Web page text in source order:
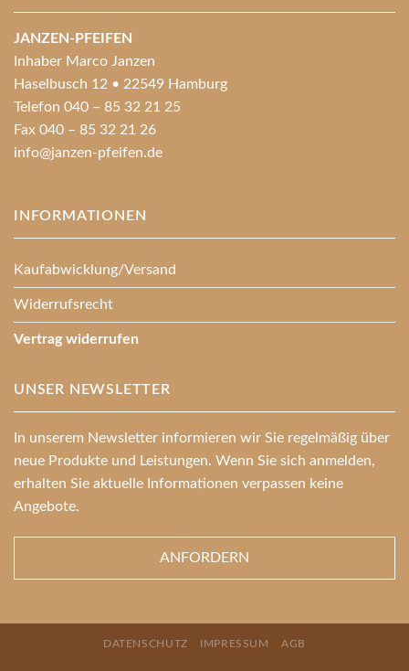
JANZEN-PFEIFEN
Inhaber Marco Janzen
Haselbusch 12 • 22549 Hamburg
Telefon 040 – 85 32 21 25
Fax 040 – 85 32 21 26
info@janzen-pfeifen.de
INFORMATIONEN
Kaufabwicklung/Versand
Widerrufsrecht
Vertrag widerrufen
UNSER NEWSLETTER
In unserem Newsletter informieren wir Sie regelmäßig über
neue Produkte und Leistungen. Wenn Sie sich anmelden,
erhalten Sie aktuelle Informationen verpassen keine
Angebote.
ANFORDERN
DATENSCHUTZ IMPRESSUM AGB